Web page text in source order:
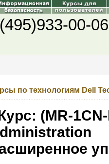
00-
по технологиям Dell
(MR-